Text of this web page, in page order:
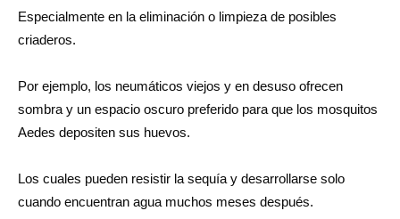
Especialmente en la eliminación o limpieza de posibles
criaderos.
Por ejemplo, los neumáticos viejos y en desuso ofrecen
sombra y un espacio oscuro preferido para que los mosquitos
Aedes depositen sus huevos.
Los cuales pueden resistir la sequía y desarrollarse solo
cuando encuentran agua muchos meses después.